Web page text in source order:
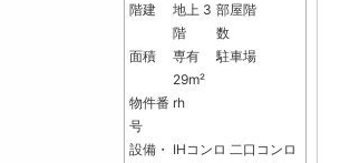
階建
地上 3
階
部屋階
数
面積
専有
29m²
駐車場
物件番
号
rh
設備・ IHコンロ 二口コンロ